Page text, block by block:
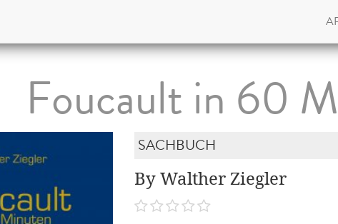
Foucault in 60
SACHBUCH
By Walther Ziegler